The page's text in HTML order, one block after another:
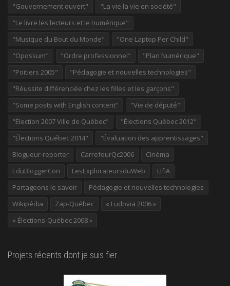
"Gouvernement ouvert"
"La vie la vie en société"
"Le livre les lecteurs et le numérique"
"Musique du Bout du Monde"
"One Laptop Per Child"
"Opossum"
"Ordre professionnel"
"Plan Numérique"
"Poitiers 2005"
"Pédagogie et nouvelles technologies"
"Réussite différenciée chez les filles et les garçons"
"Some posts with English content"
"Vie de député"
"Élection 2007 Ville de Québec"
"Élections Québec 2012"
"Élections Québec 2014"
"Évaluation des apprentissages"
Blogueur-reporter
CarrefourQc2006
Cinéma
EduBloggerCon
LesExplorateursduWeb
LIfIA
Partageons le savoir
Pédagogie et nouvelles technologies
Wikipédia
Zap-Québec
« Ludovia 2006 »
« Élections-Québec 2008 »
Projets récents dont je suis fier…